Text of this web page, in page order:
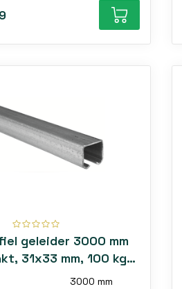
geleider 3000 mm
31x33 mm, 100 kg
3000 mm